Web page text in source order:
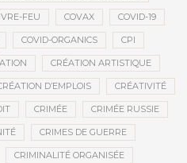
FEU COVAX COVID-19
COVID-ORGANICS CPI
CRÉATION ARTISTIQUE
D’EMPLOIS CRÉATIVITÉ
CRIMÉE CRIMÉE RUSSIE
CRIMES DE GUERRE
CRIMINALITÉ ORGANISÉE